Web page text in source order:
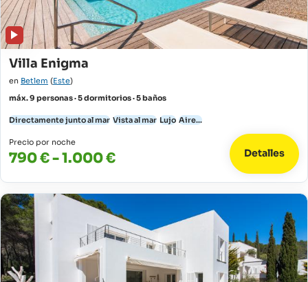
Villa Enigma
en Betlem (Este)
máx. 9 personas · 5 dormitorios · 5 baños
Directamente junto al mar Vista al mar Lujo Aire...
Precio por noche
790 € - 1.000 € Detalles